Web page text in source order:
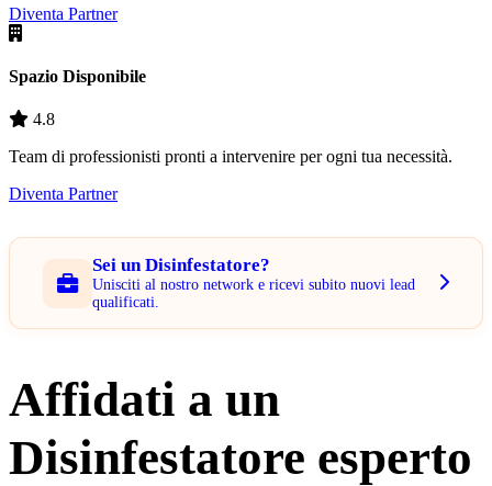
Diventa Partner
Spazio Disponibile
4.8
Team di professionisti pronti a intervenire per ogni tua necessità.
Diventa Partner
Sei un Disinfestatore?
Unisciti al nostro network e ricevi subito nuovi lead
qualificati.
Affidati a un
Disinfestatore esperto